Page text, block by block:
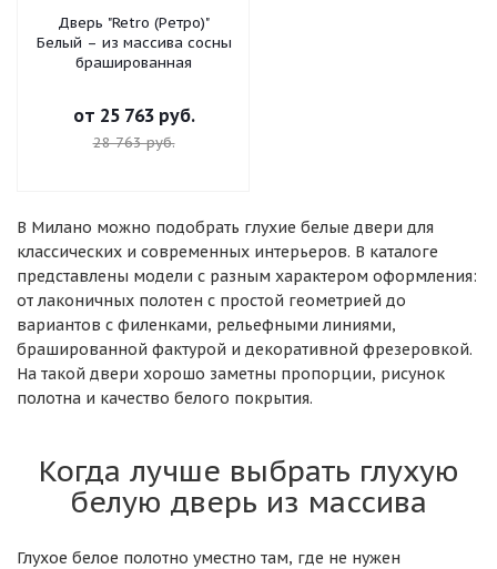
Дверь "Retro (Ретро)"
Белый – из массива сосны
брашированная
от 25 763 руб.
28 763 руб.
В Милано можно подобрать глухие белые двери для
классических и современных интерьеров. В каталоге
представлены модели с разным характером оформления:
от лаконичных полотен с простой геометрией до
вариантов с филенками, рельефными линиями,
брашированной фактурой и декоративной фрезеровкой.
На такой двери хорошо заметны пропорции, рисунок
полотна и качество белого покрытия.
Когда лучше выбрать глухую
белую дверь из массива
Глухое белое полотно уместно там, где не нужен